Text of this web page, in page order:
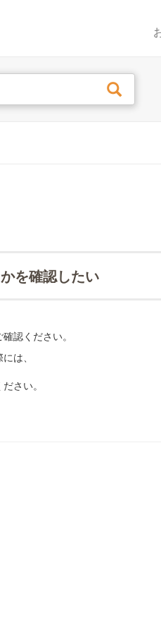
を確認したい
認ください。
は、
さい。